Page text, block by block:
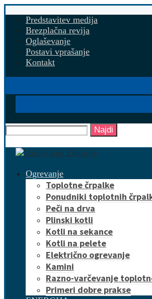
Predstavitev medija
Brezplačna revija
Oglaševanje
Postavi vprašanje
Kontakt
Najdi
Ogrevanje
Toplotne črpalke
Ponudniki toplotnih
Peči na drva
Plinski kotli
Kotli na sekance
Kotli na pelete
Električno ogrevanje
Kamini
Razno-varčevanje
Primeri dobre prakse